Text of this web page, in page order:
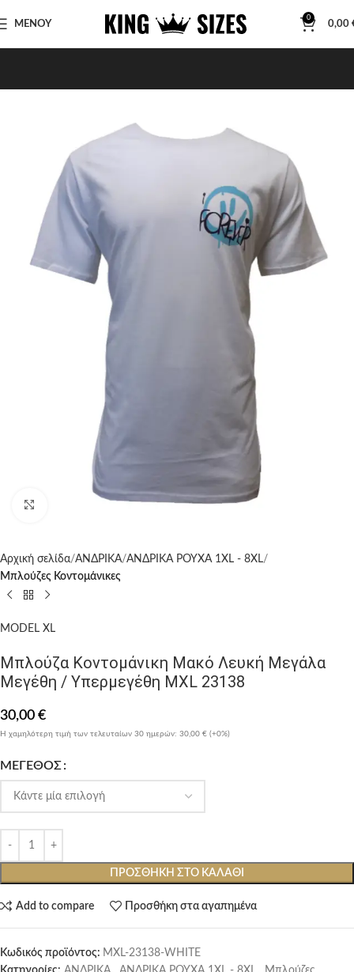
ΜΕΝΟΥ
0
0,00
Αρχική σελίδα ΑΝΔΡΙΚΑ ΑΝΔΡΙΚΑ ΡΟΥΧΑ 1XL - 8XL
Μπλούζες Κοντομάνικες
MODEL XL
Μπλούζα Κοντομάνικη Μακό Λευκή Μεγάλα
Μεγέθη / Υπερμεγέθη MXL 23138
30,00 €
Η χαμηλότερη τιμή των τελευταίων 30 ημερών: 30,00 € (+0%)
ΜΈΓΕΘΟΣ
ΠΡΟΣΘΉΚΗ ΣΤΟ ΚΑΛΆΘΙ
Add to compare Προσθήκη στα αγαπημένα
Κωδικός προϊόντος: MXL-23138-WHITE